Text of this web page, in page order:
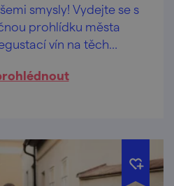
smysly! Vydejte se s
prohlídku města
vín na těch